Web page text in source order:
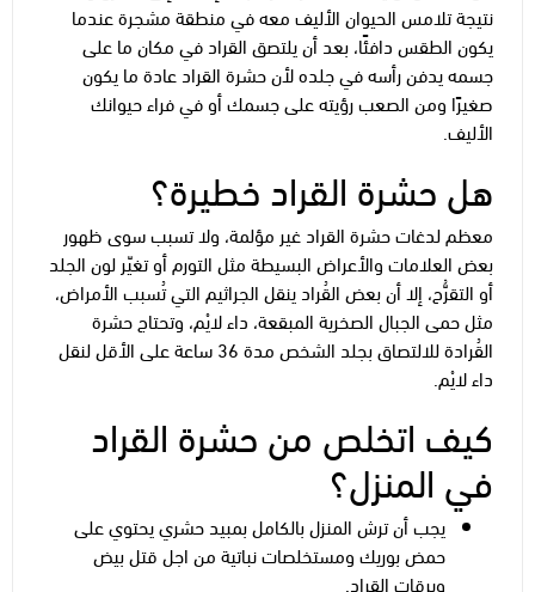
نتيجة تلامس الحيوان الأليف معه في منطقة مشجرة عندما
يكون الطقس دافئًا، بعد أن يلتصق القراد في مكان ما على
جسمه يدفن رأسه في جلده لأن حشرة القراد عادة ما يكون
صغيرًا ومن الصعب رؤيته على جسمك أو في فراء حيوانك
الأليف.
هل حشرة القراد خطيرة؟
معظم لدغات حشرة القراد غير مؤلمة، ولا تسبب سوى ظهور
بعض العلامات والأعراض البسيطة مثل التورم أو تغيّر لون الجلد
أو التقرُّح، إلا أن بعض القُراد ينقل الجراثيم التي تُسبب الأمراض،
مثل حمى الجبال الصخرية المبقعة، داء لايْم، وتحتاج حشرة
القُرادة للالتصاق بجلد الشخص مدة 36 ساعة على الأقل لنقل
داء لايْم.
كيف اتخلص من حشرة القراد
في المنزل؟
يجب أن ترش المنزل بالكامل بمبيد حشري يحتوي على
حمض بوريك ومستخلصات نباتية من اجل قتل بيض
ويرقات القراد.